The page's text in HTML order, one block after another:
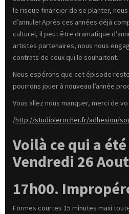
le risque financier de se planter,
d’annuler.Après ces années déjà
culturel, il peut être dramatique
artistes partenaires, nous nous
contrats de ceux qui le souhaitent.
Nous espérons que cet épisode
pourrons jouer à nouveau l’année
Vous allez nous manquer, merci de
/http://studiolerocher.fr/adhesion/
Voilà ce qui a
Vendredi 26 Aout
17h00.
Formes courtes 15 minutes maxi